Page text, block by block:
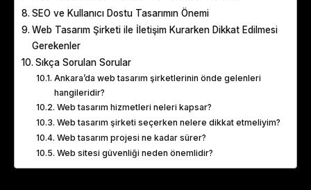
SEO ve Kullanıcı Dostu Tasarımın Önemi
Web Tasarım Şirketi ile İletişim Kurarken Dikkat Edilmesi
Gerekenler
Sıkça Sorulan Sorular
Ankara’da web tasarım şirketlerinin önde gelenleri
hangileridir?
Web tasarım hizmetleri neleri kapsar?
Web tasarım şirketi seçerken nelere dikkat etmeliyim?
Web tasarım projesi ne kadar sürer?
Web sitesi güvenliği neden önemlidir?